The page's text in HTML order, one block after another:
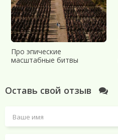
Про эпические
масштабные битвы
Оставь свой отзыв